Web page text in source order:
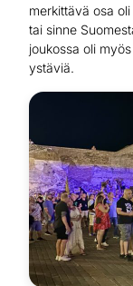
merkittävä osa
tai sinne
joukossa oli
ystäviä.